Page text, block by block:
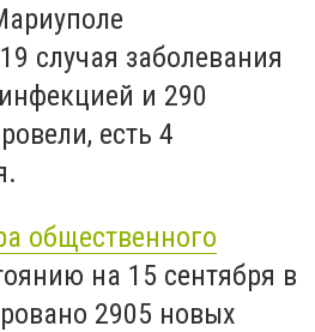
случая заболевания
и 290
есть 4
общественного
на 15 сентября в
2905 новых